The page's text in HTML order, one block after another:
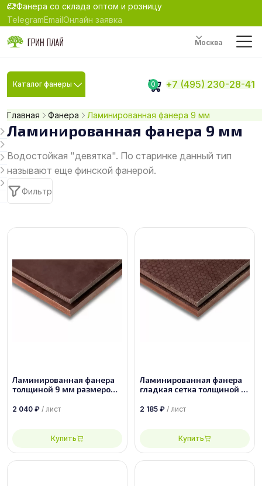
Фанера со склада оптом и розницу
TelegramEmailОнлайн заявка
Москва
Каталог фанеры 0 +7 (495) 230-28-41
Главная Фанера Ламинированная фанера 9 мм
Ламинированная фанера 9 мм
Водостойкая "девятка". По старинке данный тип
называют еще финской фанерой.
Фильтр
Ламинированная фанера
толщиной 9 мм размером
2 040 ₽ / лист
Купить
Ламинированная фанера
гладкая сетка толщиной 9
сорт 1/1
2 185 ₽ / лист
Купить